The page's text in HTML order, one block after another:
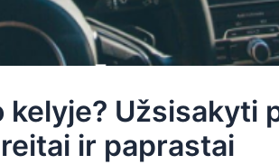
Užsisakyti
ir paprastai